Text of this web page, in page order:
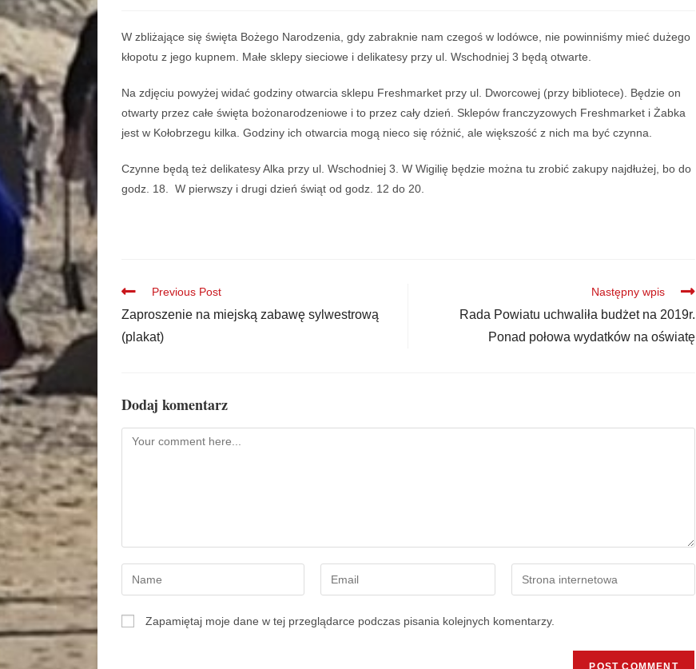
W zbliżające się święta Bożego Narodzenia, gdy zabraknie nam czegoś w lodówce, nie powinniśmy mieć dużego
kłopotu z jego kupnem. Małe sklepy sieciowe i delikatesy przy ul. Wschodniej 3 będą otwarte.
Na zdjęciu powyżej widać godziny otwarcia sklepu Freshmarket przy ul. Dworcowej (przy bibliotece). Będzie on
otwarty przez całe święta bożonarodzeniowe i to przez cały dzień. Sklepów franczyzowych Freshmarket i Żabka
jest w Kołobrzegu kilka. Godziny ich otwarcia mogą nieco się różnić, ale większość z nich ma być czynna.
Czynne będą też delikatesy Alka przy ul. Wschodniej 3. W Wigilię będzie można tu zrobić zakupy najdłużej, bo do
godz. 18. W pierwszy i drugi dzień świąt od godz. 12 do 20.
Previous Post
Zaproszenie na miejską zabawę sylwestrową
(plakat)
Następny wpis
Rada Powiatu uchwaliła budżet na 2019r.
Ponad połowa wydatków na oświatę
Dodaj komentarz
Zapamiętaj moje dane w tej przeglądarce podczas pisania kolejnych komentarzy.